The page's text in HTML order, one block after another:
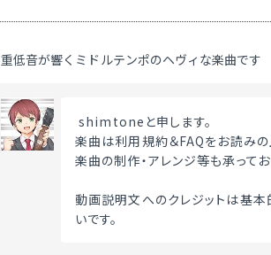
重低音が響くミドルテンポのヘヴィな楽曲です
shimtoneと申します。
楽曲は利用規約＆FAQをお読みの
楽曲の制作・アレンジ等も承ってお
動画説明文へのクレジットは基本
いです。